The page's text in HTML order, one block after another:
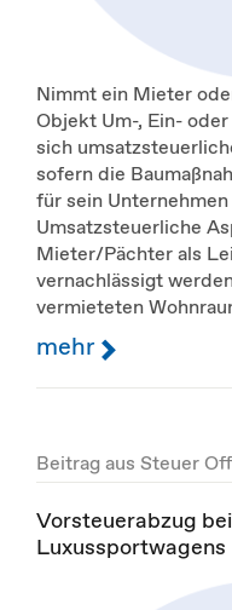
Nimmt ein Mieter
Objekt Um-, Ein-
sich
sofern die
für sein
Umsatzsteuerliche
Mieter/Pächter als
vernachlässigt
vermieteten
mehr
Beitrag aus Steuer
Vorsteuerabzug
Luxussportwagens